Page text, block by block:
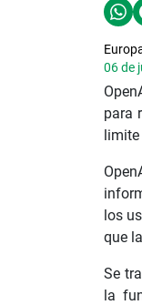
06 de
para
limite
los
que
Se
la